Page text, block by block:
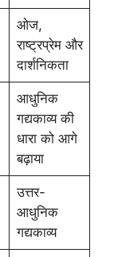
ओज,
राष्ट्रप्रेम और
दार्शनिकता
आधुनिक
गद्यकाव्य की
धारा को आगे
बढ़ाया
उत्तर-
आधुनिक
गद्यकाव्य